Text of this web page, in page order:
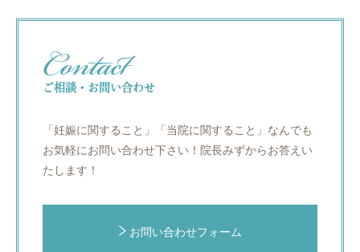
Contact
ご相談・お問い合わせ
「妊娠に関すること」「当院に関すること」 なんでも
お気軽にお問い合わせ下さい！院長みずからお答えい
たします！
お問い合わせフォーム